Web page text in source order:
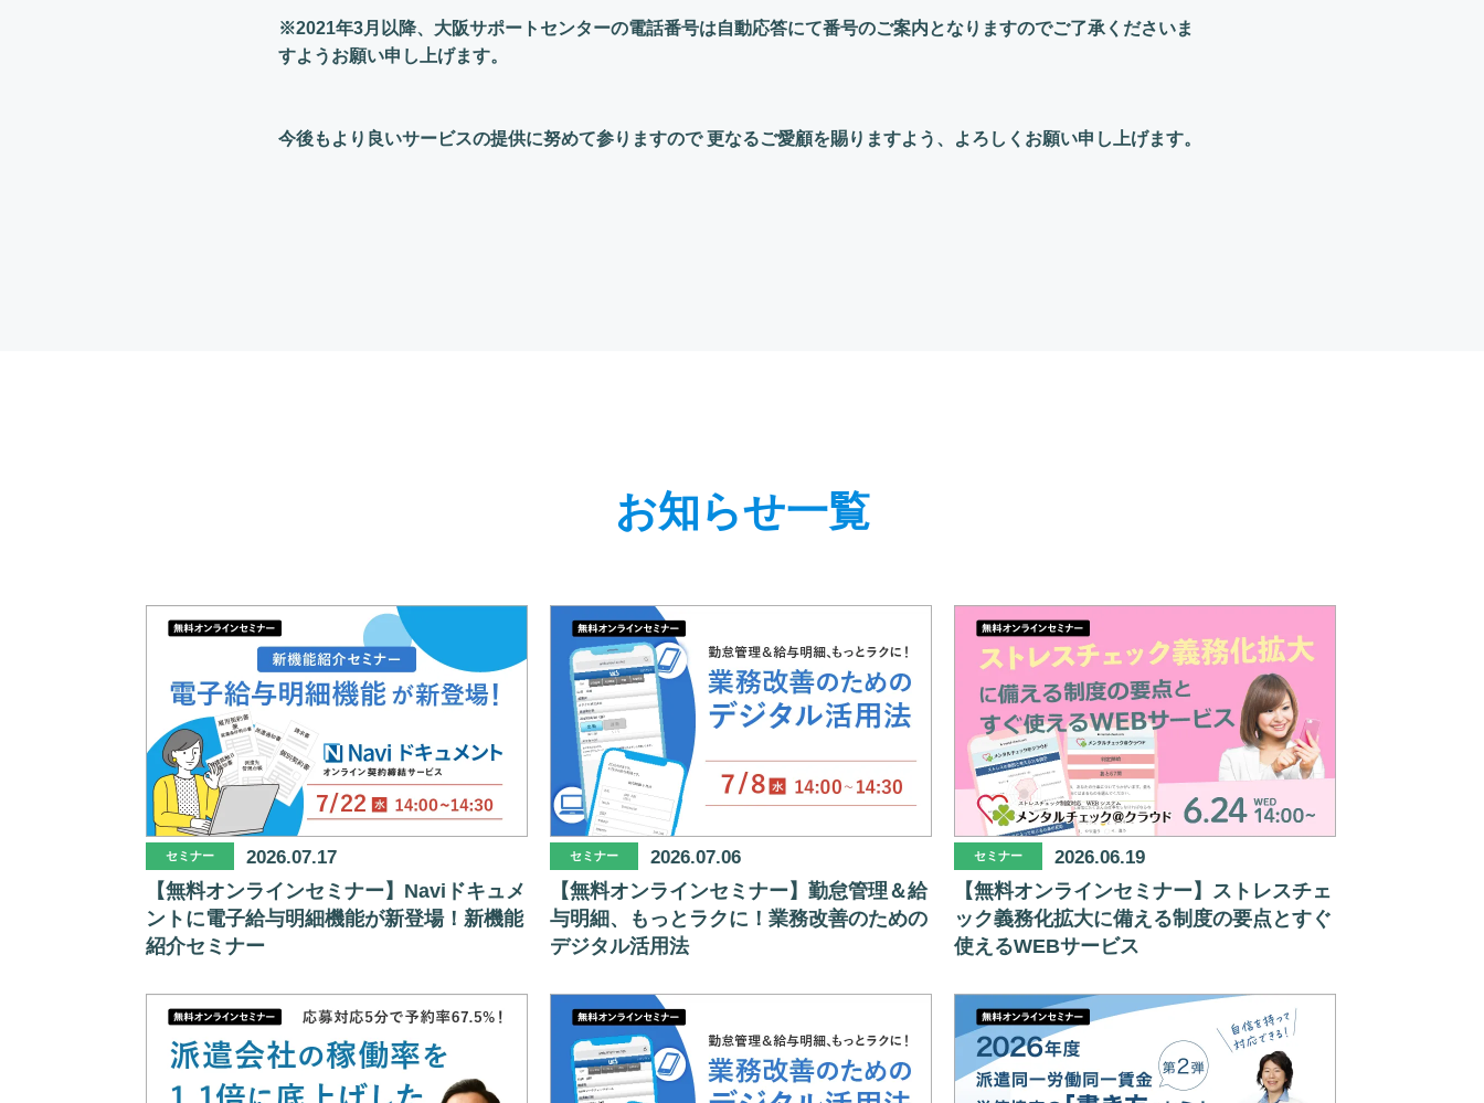
※2021年3月以降、大阪サポートセンターの電話番号は自動応答にて番号のご案内となりますのでご了承くださいま
すようお願い申し上げます。
今後もより良いサービスの提供に努めて参りますので 更なるご愛顧を賜りますよう、よろしくお願い申し上げます。
お知らせ一覧
セミナー 2026.07.17
【無料オンラインセミナー】Naviドキュメ
ントに電子給与明細機能が新登場！新機能
紹介セミナー
セミナー 2026.07.06
【無料オンラインセミナー】勤怠管理＆給
与明細、もっとラクに！業務改善のための
デジタル活用法
セミナー 2026.06.19
【無料オンラインセミナー】ストレスチェ
ック義務化拡大に備える制度の要点とすぐ
使えるWEBサービス